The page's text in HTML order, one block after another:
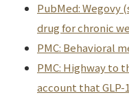
PubMed: Wegovy
drug for chronic
PMC: Behavioral
PMC: Highway to
account that